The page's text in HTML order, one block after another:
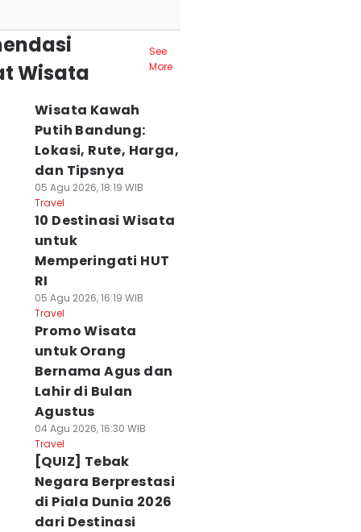
Wisata
See
More
Wisata Kawah
Putih Bandung:
Lokasi, Rute, Harga,
dan Tipsnya
05 Agu 2026, 18:19 WIB
Travel
10 Destinasi Wisata
untuk
Memperingati HUT
RI
05 Agu 2026, 16:19 WIB
Travel
Promo Wisata
untuk Orang
Bernama Agus dan
Lahir di Bulan
Agustus
04 Agu 2026, 16:30 WIB
Travel
[QUIZ] Tebak
Negara Berprestasi
di Piala Dunia 2026
dari Destinasi